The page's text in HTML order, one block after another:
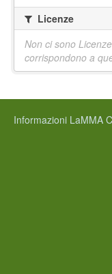
Licenze
Non ci sono
corrispondono a
Informazioni LaMMA